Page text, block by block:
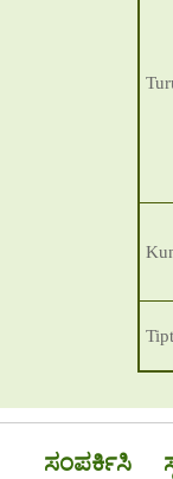
ಸಂಪರ್ಕಿಸಿ